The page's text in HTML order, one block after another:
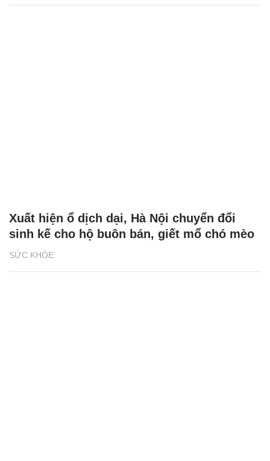
SỨC KHỎE
Xuất hiện ổ dịch dại, Hà Nội chuyển đổi
sinh kế cho hộ buôn bán, giết mổ chó mèo